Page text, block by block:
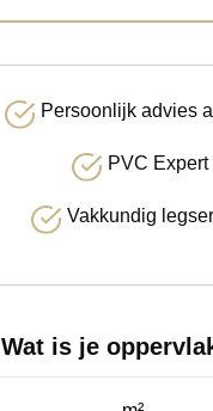
Persoonlijk advies
PVC Expert
Vakkundig
Wat is je